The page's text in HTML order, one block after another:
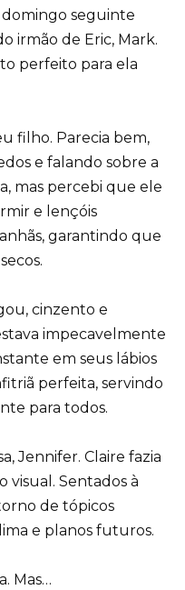
domingo seguinte
irmão de Eric, Mark.
perfeito para ela
filho. Parecia bem,
e falando sobre a
mas percebi que ele
e lençóis
garantindo que
cinzento e
impecavelmente
em seus lábios
perfeita, servindo
para todos.
Jennifer. Claire fazia
visual. Sentados à
de tópicos
e planos futuros.
Mas…